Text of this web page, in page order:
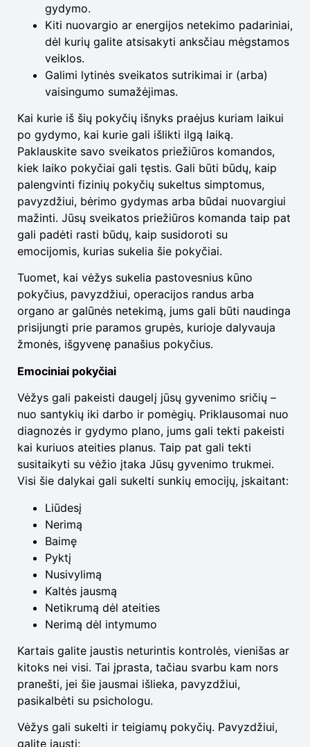
gydymo.
Kiti nuovargio ar energijos netekimo padariniai,
dėl kurių galite atsisakyti anksčiau mėgstamos
veiklos.
Galimi lytinės sveikatos sutrikimai ir (arba)
vaisingumo sumažėjimas.
Kai kurie iš šių pokyčių išnyks praėjus kuriam laikui
po gydymo, kai kurie gali išlikti ilgą laiką.
Paklauskite savo sveikatos priežiūros komandos,
kiek laiko pokyčiai gali tęstis. Gali būti būdų, kaip
palengvinti fizinių pokyčių sukeltus simptomus,
pavyzdžiui, bėrimo gydymas arba būdai nuovargiui
mažinti. Jūsų sveikatos priežiūros komanda taip pat
gali padėti rasti būdų, kaip susidoroti su
emocijomis, kurias sukelia šie pokyčiai.
Tuomet, kai vėžys sukelia pastovesnius kūno
pokyčius, pavyzdžiui, operacijos randus arba
organo ar galūnės netekimą, jums gali būti naudinga
prisijungti prie paramos grupės, kurioje dalyvauja
žmonės, išgyvenę panašius pokyčius.
Emociniai pokyčiai
Vėžys gali pakeisti daugelį jūsų gyvenimo sričių –
nuo santykių iki darbo ir pomėgių. Priklausomai nuo
diagnozės ir gydymo plano, jums gali tekti pakeisti
kai kuriuos ateities planus. Taip pat gali tekti
susitaikyti su vėžio įtaka Jūsų gyvenimo trukmei.
Visi šie dalykai gali sukelti sunkių emocijų, įskaitant:
Liūdesį
Nerimą
Baimę
Pyktį
Nusivylimą
Kaltės jausmą
Netikrumą dėl ateities
Nerimą dėl intymumo
Kartais galite jaustis neturintis kontrolės, vienišas ar
kitoks nei visi. Tai įprasta, tačiau svarbu kam nors
pranešti, jei šie jausmai išlieka, pavyzdžiui,
pasikalbėti su psichologu.
Vėžys gali sukelti ir teigiamų pokyčių. Pavyzdžiui,
galite jausti: